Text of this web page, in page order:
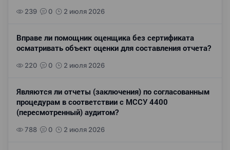
239 0 2 июля 2026
Вправе ли помощник оценщика без сертификата
осматривать объект оценки для составления отчета?
220 0 2 июля 2026
Являются ли отчеты (заключения) по согласованным
процедурам в соответствии с МССУ 4400
(пересмотренный) аудитом?
788 0 2 июля 2026